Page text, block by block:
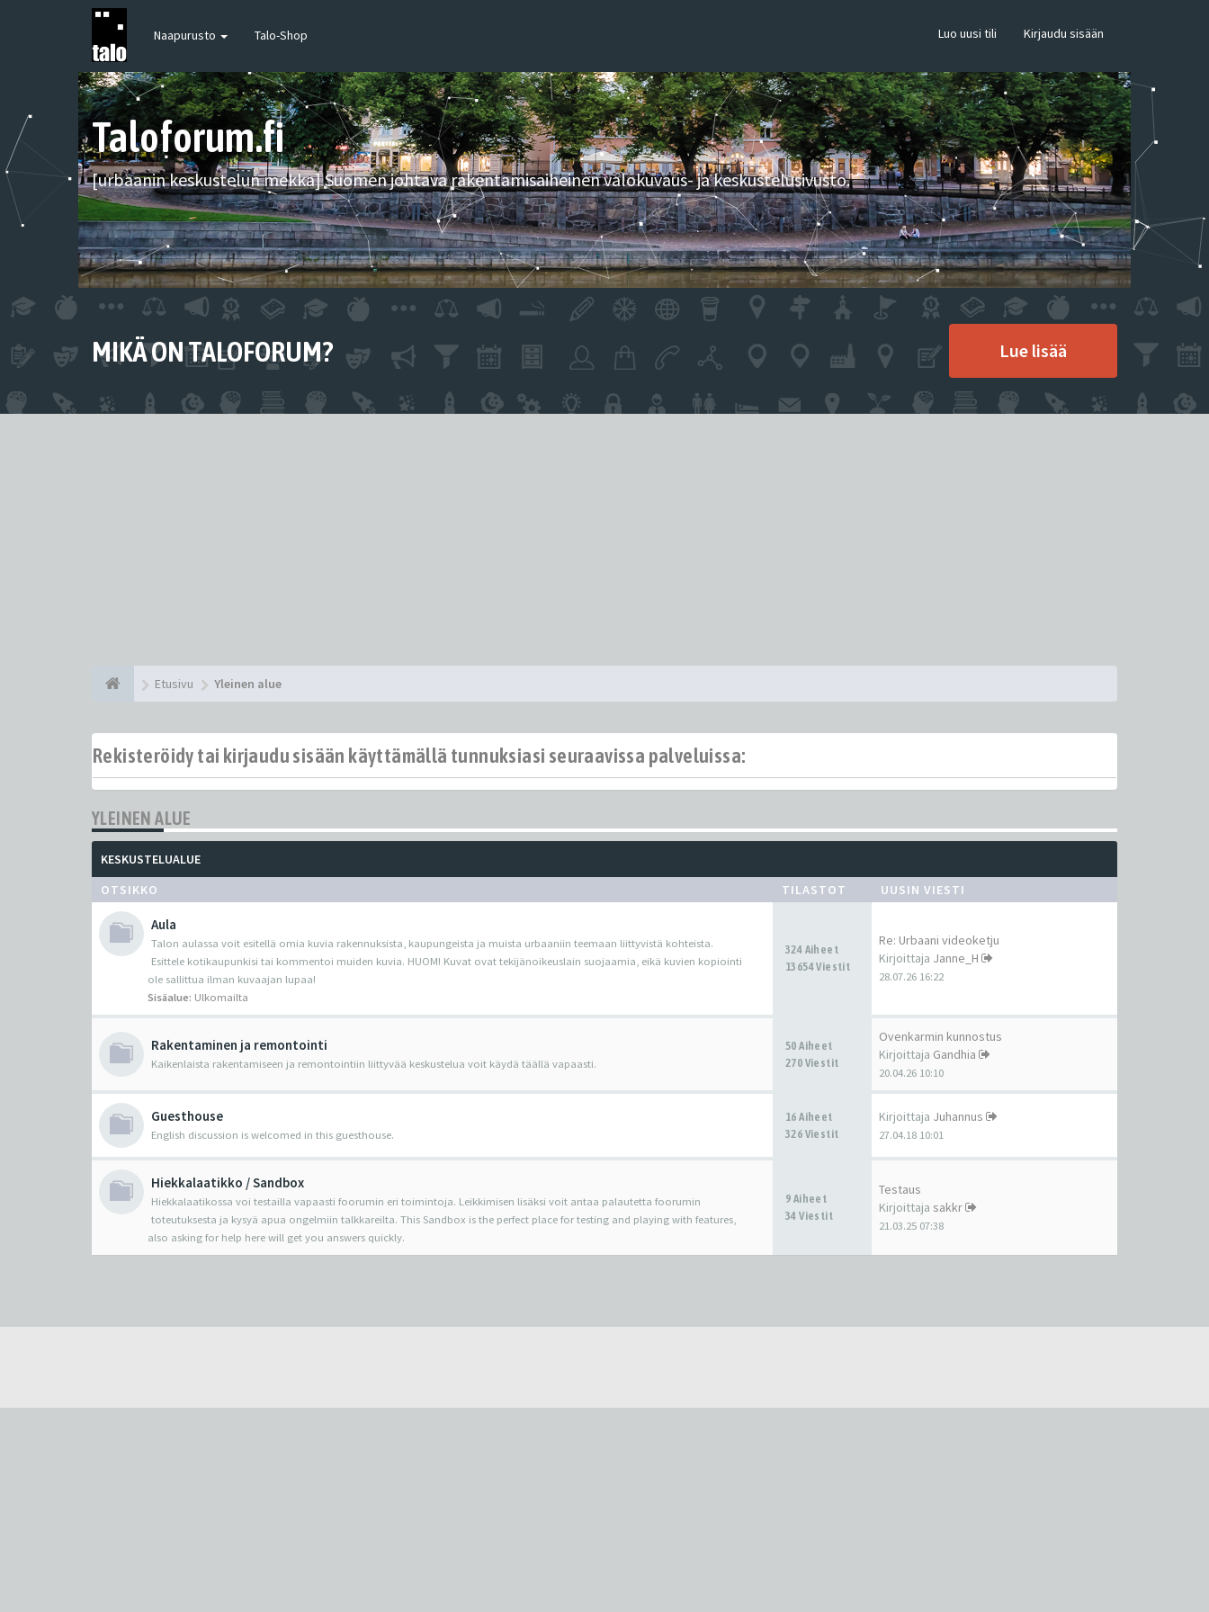
Naapurusto Talo-Shop Luo uusi tili Kirjaudu sisään
Taloforum.fi
[urbaanin keskustelun mekka] Suomen johtava rakentamisaiheinen valokuvaus- ja keskustelusivusto.
MIKÄ ON TALOFORUM? Lue lisää
Etusivu Yleinen alue
Rekisteröidy tai kirjaudu sisään käyttämällä tunnuksiasi seuraavissa palveluissa:
YLEINEN ALUE
KESKUSTELUALUE
OTSIKKO
TILASTOT UUSIN VIESTI
Aula
Talon aulassa voit esitellä omia kuvia rakennuksista, kaupungeista ja muista urbaaniin teemaan liittyvistä kohteista.
Esittele kotikaupunkisi tai kommentoi muiden kuvia. HUOM! Kuvat ovat tekijänoikeuslain suojaamia, eikä kuvien kopiointi
ole sallittua ilman kuvaajan lupaa!
Sisäalue: Ulkomailta
324 Aiheet
13654 Viestit
Re: Urbaani videoketju
Kirjoittaja Janne_H
28.07.26 16:22
Rakentaminen ja remontointi
Kaikenlaista rakentamiseen ja remontointiin liittyvää keskustelua voit käydä täällä vapaasti.
50 Aiheet
270 Viestit
Ovenkarmin kunnostus
Kirjoittaja Gandhia
20.04.26 10:10
Guesthouse
English discussion is welcomed in this guesthouse.
16 Aiheet
326 Viestit
Kirjoittaja Juhannus
27.04.18 10:01
Hiekkalaatikko / Sandbox
Hiekkalaatikossa voi testailla vapaasti foorumin eri toimintoja. Leikkimisen lisäksi voit antaa palautetta foorumin
toteutuksesta ja kysyä apua ongelmiin talkkareilta. This Sandbox is the perfect place for testing and playing with features,
also asking for help here will get you answers quickly.
9 Aiheet
34 Viestit
Testaus
Kirjoittaja sakkr
21.03.25 07:38